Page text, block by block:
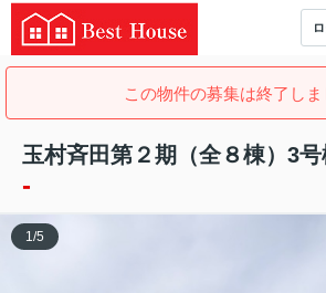
この物件の募集は終了しま
玉村斉田第２期（全８棟）3号
-
1/5